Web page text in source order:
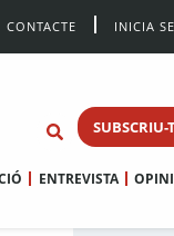
CONTACTE INICIA
SUBSCRIU-
ENTREVISTA